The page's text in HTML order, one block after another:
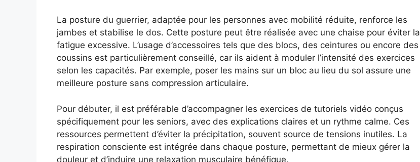
La posture du guerrier, adaptée pour les personnes avec mobilité réduite, renforce les
jambes et stabilise le dos. Cette posture peut être réalisée avec une chaise pour éviter la
fatigue excessive. L’usage d’accessoires tels que des blocs, des ceintures ou encore des
coussins est particulièrement conseillé, car ils aident à moduler l’intensité des exercices
selon les capacités. Par exemple, poser les mains sur un bloc au lieu du sol assure une
meilleure posture sans compression articulaire.
Pour débuter, il est préférable d’accompagner les exercices de tutoriels vidéo conçus
spécifiquement pour les seniors, avec des explications claires et un rythme calme. Ces
ressources permettent d’éviter la précipitation, souvent source de tensions inutiles. La
respiration consciente est intégrée dans chaque posture, permettant de mieux gérer la
douleur et d’induire une relaxation musculaire bénéfique.